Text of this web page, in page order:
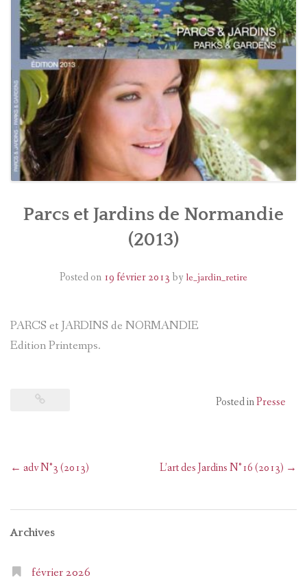
CALENDRIER
PRESSE
Parcs et Jardins de Normandie
(2013)
Posted on 19 février 2013by le_jardin_retire
PARCS et JARDINS de NORMANDIE
Edition Printemps.
Posted inPresse
Post
← adv N°3 (2013) L’art des Jardins N°16 (2013) →
Archives
février 2026